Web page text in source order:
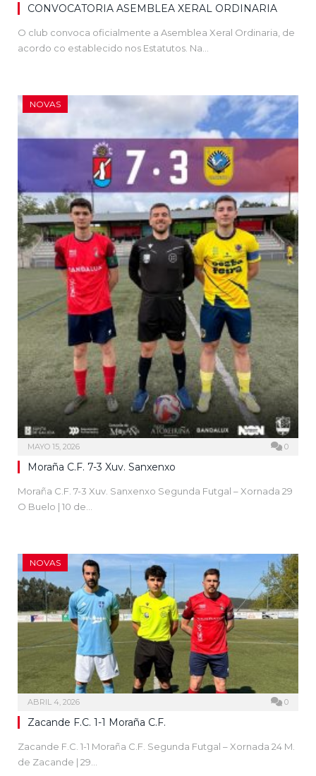
CONVOCATORIA ASEMBLEA XERAL ORDINARIA
O club convoca oficialmente a Asemblea Xeral Ordinaria, de
acordo co establecido nos Estatutos. Na…
NOVAS
MAYO 15, 2026 0
Moraña C.F. 7-3 Xuv. Sanxenxo
Moraña C.F. 7-3 Xuv. Sanxenxo Segunda Futgal – Xornada 29
O Buelo | 10 de…
NOVAS
ABRIL 4, 2026 0
Zacande F.C. 1-1 Moraña C.F.
Zacande F.C. 1-1 Moraña C.F. Segunda Futgal – Xornada 24 M.
de Zacande | 29…